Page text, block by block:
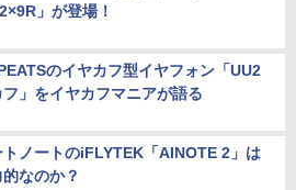
」が登場！
のイヤカフ型イヤフォン「UU2
」をイヤカフマニアが語る
ノートのiFLYTEK「AINOTE 2」は
なのか？